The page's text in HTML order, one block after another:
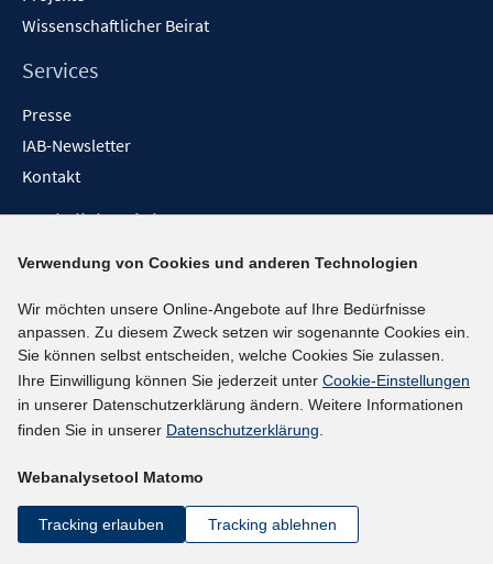
Wissenschaftlicher Beirat
Services
Presse
IAB-Newsletter
Kontakt
Rechtliche Links
Impressum
Erklärung zur Barrierefreiheit
Barrieren melden
Social-Media-Kanäle
YouTube
LinkedIn
XING
Verwendung von Cookies und anderen Technologien
Wir möchten unsere Online-Angebote auf Ihre Bedürfnisse
anpassen. Zu diesem Zweck setzen wir sogenannte Cookies ein.
Sie können selbst entscheiden, welche Cookies Sie zulassen.
Ihre Einwilligung können Sie jederzeit unter Cookie-Einstellungen
in unserer Datenschutzerklärung ändern. Weitere Informationen
finden Sie in unserer Datenschutzerklärung.
Webanalysetool Matomo
Tracking erlauben Tracking ablehnen